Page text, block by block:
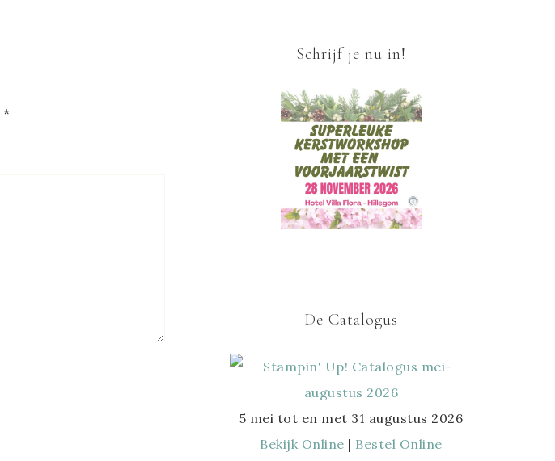
*
Schrijf je nu in!
De Catalogus
5 mei tot en met 31 augustus 2026
Bekijk Online | Bestel Online